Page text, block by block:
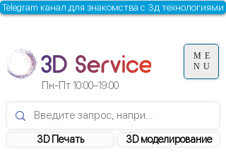
3D моделирование
3D Печать
Пн-Пт10:00–19:00
Telegram канал для знакомства с 3д технологиями
ME
NU